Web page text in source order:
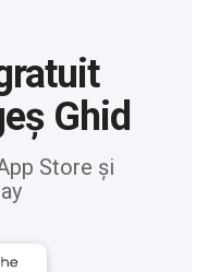
Ghid
Store și